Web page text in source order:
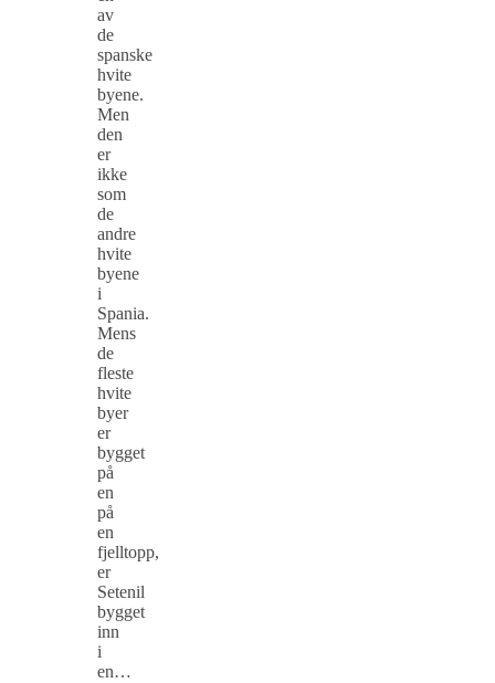
av
de
spanske
hvite
byene.
Men
den
er
ikke
som
de
andre
hvite
byene
i
Spania.
Mens
de
fleste
hvite
byer
er
bygget
på
en
på
en
fjelltopp,
er
Setenil
bygget
inn
i
en…